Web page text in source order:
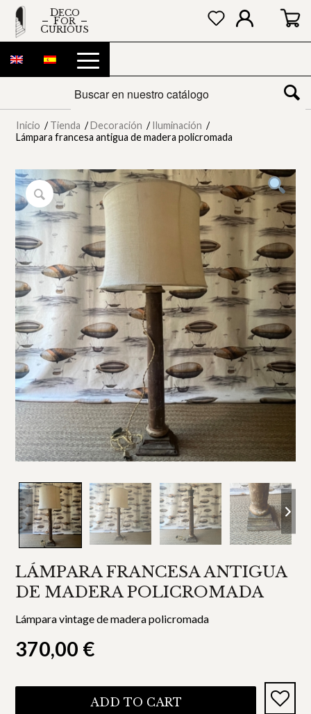
DECO
FOR
CURIOUS
Inicio / Tienda / Decoración / Iluminación /
Lámpara francesa antigua de madera policromada
LÁMPARA FRANCESA ANTIGUA
DE MADERA POLICROMADA
Lámpara vintage de madera policromada
370,00 €
ADD TO CART